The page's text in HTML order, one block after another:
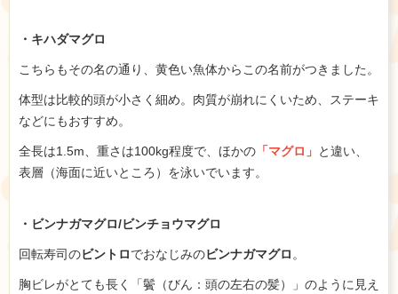
・キハダマグロ
こちらもその名の通り、黄色い魚体からこの名前がつきました。
体型は比較的頭が小さく細め。肉質が崩れにくいため、ステーキ
などにもおすすめ。
全長は1.5m、重さは100kg程度で、ほかの 「マグロ」 と違い、
表層（海面に近いところ）を泳いでいます。
・ビンナガマグロ/ビンチョウマグロ
回転寿司のビントロでおなじみのビンナガマグロ。
胸ビレがとても長く「鬢（びん：頭の左右の髪）」のように見え